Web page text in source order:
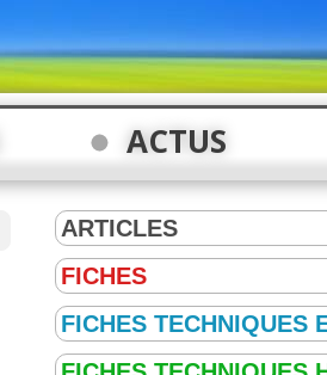
ACTUS